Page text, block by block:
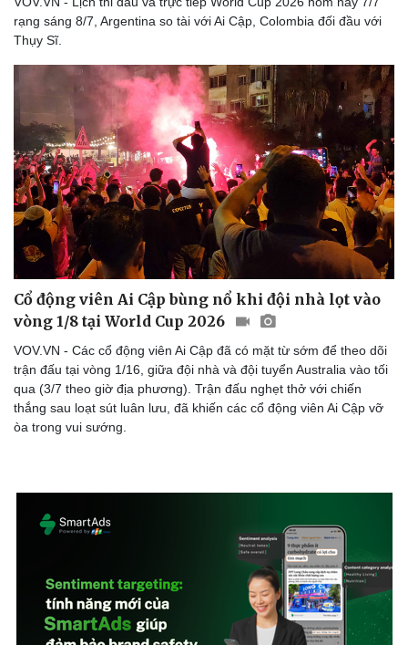
Doanh nghiệp
Thông tin doanh nghiệp
Doanh nghiệp 24h
Doanh nhân
Vì cộng đồng
Công nghệ
Sành điệu
Tin Công nghệ
Trải nghiệm
Chuyển đổi số
rạng sáng 8/7, Argentina so tài với Ai Cập, Colombia đối đầu với
Thụy Sĩ.
Cổ động viên Ai Cập bùng nổ khi đội nhà lọt vào
vòng 1/8 tại World Cup 2026
VOV.VN - Các cổ động viên Ai Cập đã có mặt từ sớm để theo dõi
trận đấu tại vòng 1/16, giữa đội nhà và đội tuyển Australia vào tối
qua (3/7 theo giờ địa phương). Trận đấu nghẹt thở với chiến
thắng sau loạt sút luân lưu, đã khiến các cổ động viên Ai Cập vỡ
òa trong vui sướng.